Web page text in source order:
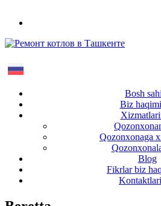
Bosh
Biz
Qozonxonaga
Blog
Fikrlar biz